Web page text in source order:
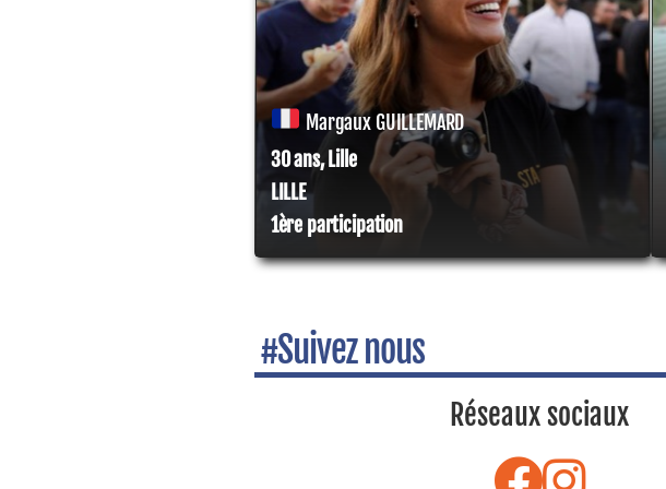
Margaux GUILLEMARD
30 ans, Lille
LILLE
1ère participation
#Suivez nous
Réseaux sociaux